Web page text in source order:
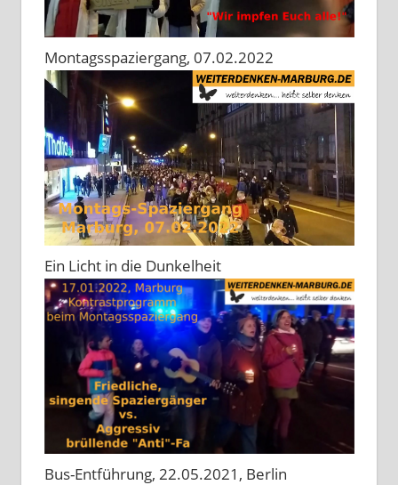
Montagsspaziergang, 07.02.2022
Ein Licht in die Dunkelheit
Bus-Entführung, 22.05.2021, Berlin